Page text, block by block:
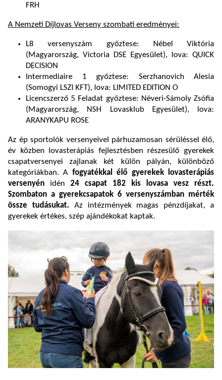
FRH
A Nemzeti Díjlovas Verseny szombati eredményei:
L8 versenyszám győztese: Nébel Viktória
(Magyarország, Victoria DSE Egyesület), lova: QUICK
DECISION
Intermediaire 1 győztese: Serzhanovich Alesia
(Somogyi LSZI KFT), lova: LIMITED EDITION O
Licencszerző 5 Feladat győztese: Néveri-Sámoly Zsófia
(Magyarország, NSH Lovasklub Egyesület), lova:
ARANYKAPU ROSE
Az ép sportolók versenyeivel párhuzamosan sérüléssel élő,
év közben lovasterápiás fejlesztésben részesülő gyerekek
csapatversenyei zajlanak két külön pályán, különböző
kategóriákban. A fogyatékkal élő gyerekek lovasterápiás
versenyén idén 24 csapat
182 kis lovasa vesz részt.
Szombaton a gyerekcsapatok 6 versenyszámban mérték
össze tudásukat. Az intézmények magas pénzdíjakat, a
gyerekek értékes, szép ajándékokat kaptak.